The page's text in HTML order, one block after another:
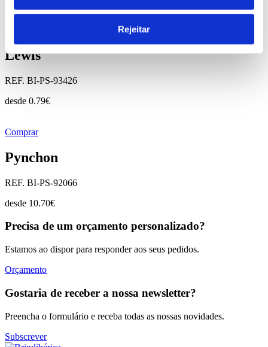
Rejeitar
Lewis
REF. BI-PS-93426
desde 0.79€
Comprar
Pynchon
REF. BI-PS-92066
desde 10.70€
Precisa de um orçamento personalizado?
Estamos ao dispor para responder aos seus pedidos.
Orçamento
Gostaria de receber a nossa newsletter?
Preencha o formulário e receba todas as nossas novidades.
Subscrever